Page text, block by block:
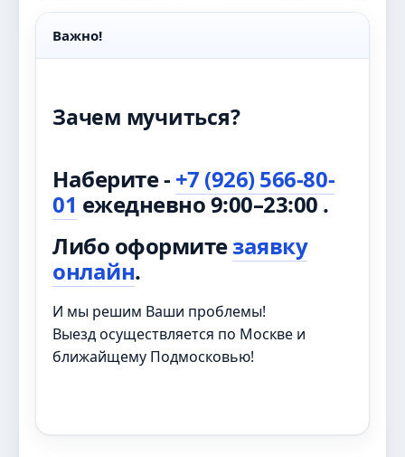
Важно!
Зачем мучиться?
Наберите - +7 (926) 566-80-
01 ежедневно 9:00–23:00 .
Либо оформитезаявку
онлайн.
И мы решим Ваши проблемы!
Выезд осуществляется по Москве и
ближайщему Подмосковью!